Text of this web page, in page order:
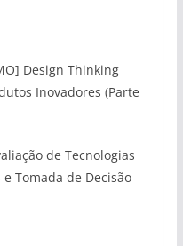
Design Thinking
Inovadores (Parte
de Tecnologias
Tomada de Decisão